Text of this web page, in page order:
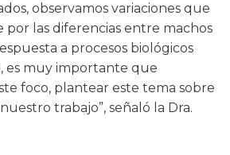
observamos variaciones que
por las diferencias entre machos
a procesos biológicos
es muy importante que
foco, plantear este tema sobre
trabajo”, señaló la Dra.